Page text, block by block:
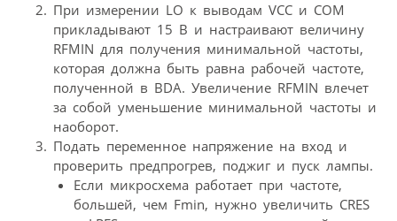
При измерении LO к выводам VCC и COM
прикладывают 15 В и настраивают величину
RFMIN для получения минимальной частоты,
которая должна быть равна рабочей частоте,
полученной в BDA. Увеличение RFMIN влечет
за собой уменьшение минимальной частоты и
наоборот.
Подать переменное напряжение на вход и
проверить предпрогрев, поджиг и пуск лампы.
Если микросхема работает при частоте,
большей, чем Fmin, нужно увеличить CRES